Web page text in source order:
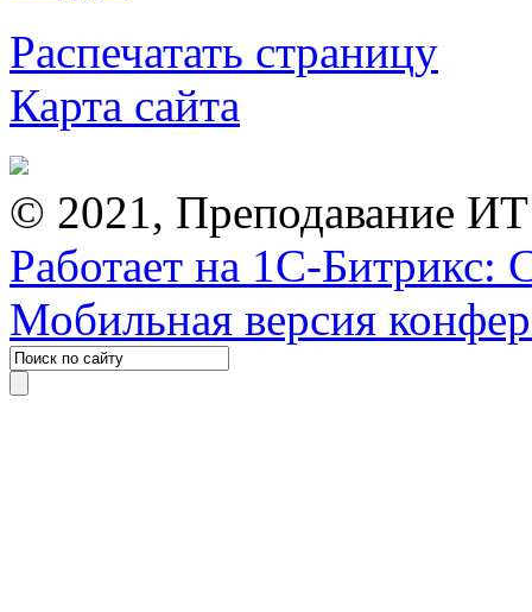
Распечатать страницу
Карта сайта
© 2021, Преподавание
Работает на 1С-Битрикс:
Мобильная версия